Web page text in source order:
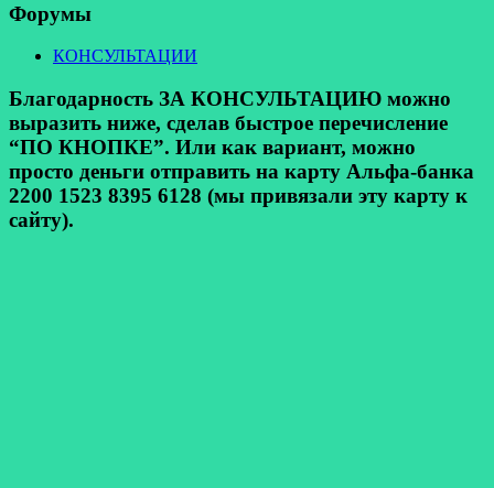
Форумы
КОНСУЛЬТАЦИИ
Благодарность ЗА КОНСУЛЬТАЦИЮ можно
выразить ниже, сделав быстрое перечисление
“ПО КНОПКЕ”. Или как вариант, можно
просто деньги отправить на карту Альфа-банка
2200 1523 8395 6128 (мы привязали эту карту к
сайту).